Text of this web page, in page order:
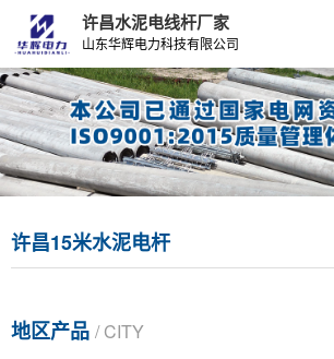
许昌水泥电线杆厂家
山东华辉电力科技有限公司
许昌15米水泥电杆
地区产品 / CITY